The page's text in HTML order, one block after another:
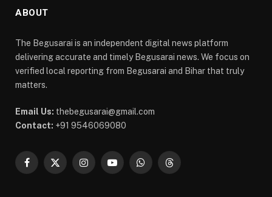
ABOUT
The Begusarai is an independent digital news platform
delivering accurate and timely Begusarai news. We focus on
verified local reporting from Begusarai and Bihar that truly
matters.
Email Us: thebegusarai@gmail.com
Contact: +91 9546069080
Facebook
X
InstagramYouTubeWhatsAppThreads